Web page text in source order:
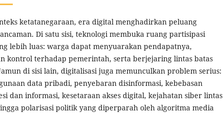
ketatanegaraan, era digital menghadirkan peluang
Di satu sisi, teknologi membuka ruang partisipasi
lebih luas: warga dapat menyuarakan pendapatnya,
kontrol terhadap pemerintah, serta berjejaring lintas batas
di sisi lain, digitalisasi juga memunculkan problem serius:
data pribadi, penyebaran disinformasi, kebebasan
dan informasi, kesetaraan akses digital, kejahatan siber lintas
polarisasi politik yang diperparah oleh algoritma media